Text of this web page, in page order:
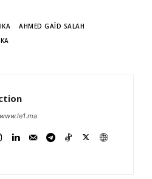
AHMED GAÏD SALAH